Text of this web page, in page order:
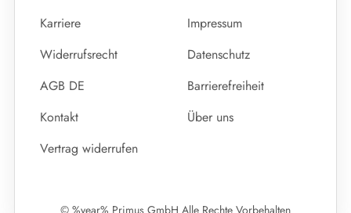
Karriere
Impressum
Widerrufsrecht
Datenschutz
AGB DE
Barrierefreiheit
Kontakt
Über uns
Vertrag widerrufen
© %year% Primus GmbH Alle Rechte Vorbehalten